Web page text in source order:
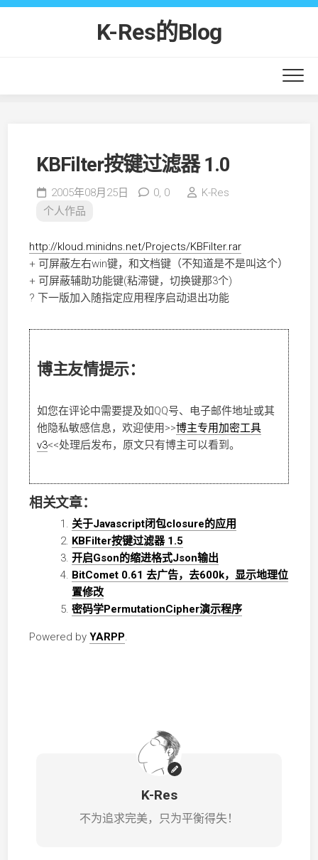
Skip
K-Res的Blog
KBFilter按键过滤器 1.0
2005年08月25日 0, 0
K-Res
个人作品
http://kloud.minidns.net/Projects/KBFilter.rar
+ 可屏蔽左右win键，和文档键（不知道是不是叫这个）
+ 可屏蔽辅助功能键(粘滞键，切换键那3个)
? 下一版加入随指定应用程序启动退出功能
博主友情提示：
如您在评论中需要提及如QQ号、电子邮件地址或其
他隐私敏感信息，欢迎使用>>博主专用加密工具
v3<<处理后发布，原文只有博主可以看到。
相关文章：
关于Javascript闭包closure的应用
KBFilter按键过滤器 1.5
开启Gson的缩进格式Json输出
BitComet 0.61 去广告，去600k，显示地理位
置修改
密码学PermutationCipher演示程序
Powered by YARPP.
K-Res
不为追求完美，只为平衡得失！